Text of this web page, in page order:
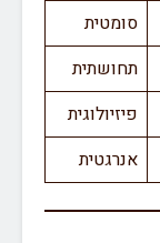
סומטית
תחושתית
פיזיולוגית
אנרגטית